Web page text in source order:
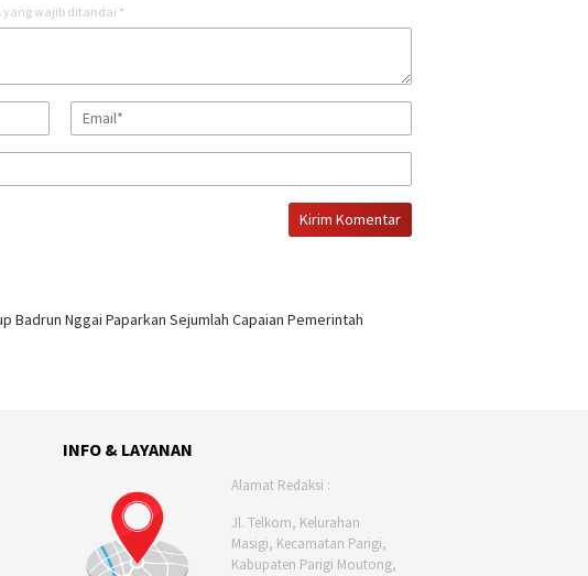
yang wajib ditandai *
Badrun Nggai Paparkan Sejumlah Capaian Pemerintah
INFO & LAYANAN
Alamat Redaksi :
Jl. Telkom, Kelurahan
Masigi, Kecamatan Parigi,
Kabupaten Parigi Moutong,